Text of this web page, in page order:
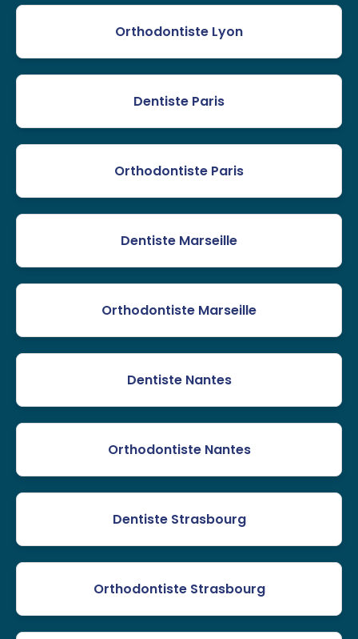
Orthodontiste Lyon
Dentiste Paris
Orthodontiste Paris
Dentiste Marseille
Orthodontiste Marseille
Dentiste Nantes
Orthodontiste Nantes
Dentiste Strasbourg
Orthodontiste Strasbourg